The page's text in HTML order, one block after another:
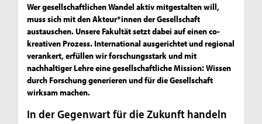
Wer gesellschaftlichen Wandel aktiv mitgestalten will,
muss sich mit den Akteur*innen der Gesellschaft
austauschen. Unsere Fakultät setzt dabei auf einen co-
kreativen Prozess. International ausgerichtet und regional
verankert, erfüllen wir forschungsstark und mit
nachhaltiger Lehre eine gesellschaftliche Mission: Wissen
durch Forschung generieren und für die Gesellschaft
wirksam machen.
In der Gegenwart für die Zukunft handeln